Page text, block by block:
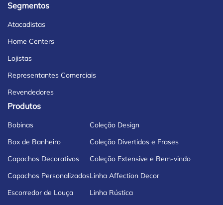
Segmentos
Atacadistas
Home Centers
Lojistas
Representantes Comerciais
Revendedores
Produtos
Bobinas
Box de Banheiro
Capachos Decorativos
Capachos Personalizados
Escorredor de Louça
Coleção Design
Coleção Divertidos e Frases
Coleção Extensive e Bem-vindo
Linha Affection Decor
Linha Rústica